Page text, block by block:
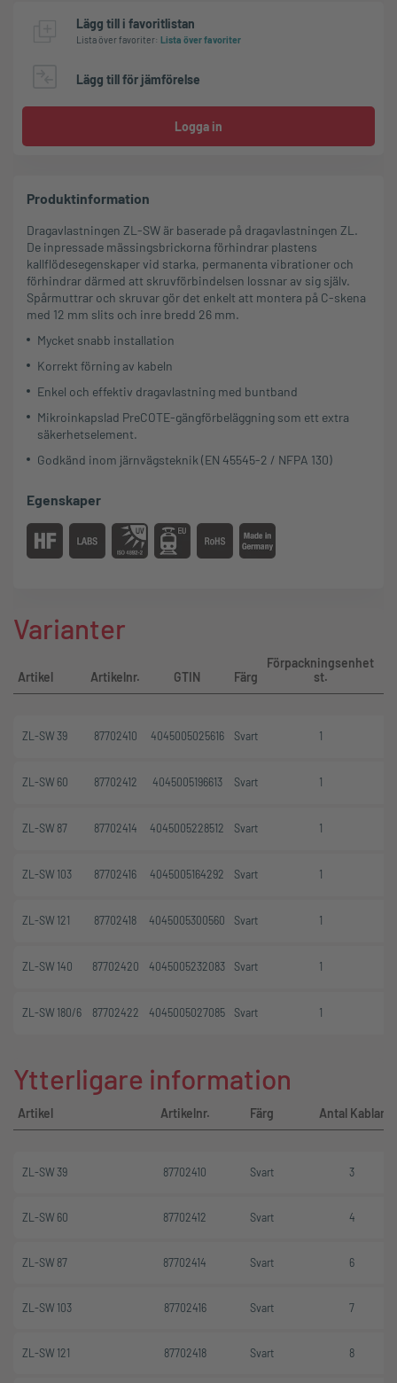
Lägg till i favoritlistan
Lista över favoriter:Lista över favoriter
Lägg till för jämförelse
Logga in
Produktinformation
Dragavlastningen ZL-SW är baserade på dragavlastningen ZL.
De inpressade mässingsbrickorna förhindrar plastens
kallflödesegenskaper vid starka, permanenta vibrationer och
förhindrar därmed att skruvförbindelsen lossnar av sig själv.
Spårmuttrar och skruvar gör det enkelt att montera på C-skena
med 12 mm slits och inre bredd 26 mm.
Mycket snabb installation
Korrekt förning av kabeln
Enkel och effektiv dragavlastning med buntband
Mikroinkapslad PreCOTE-gängförbeläggning som ett extra
säkerhetselement.
Godkänd inom järnvägsteknik (EN 45545-2 / NFPA 130)
Egenskaper
Varianter
Artikel Artikelnr. GTIN Färg
Förpackningsenhet
st.
ZL-SW 39 87702410 4045005025616 Svart 1
ZL-SW 60 87702412 4045005196613 Svart 1
ZL-SW 87 87702414 4045005228512 Svart 1
ZL-SW 103 87702416 4045005164292 Svart 1
ZL-SW 121 87702418 4045005300560 Svart 1
ZL-SW 140 87702420 4045005232083 Svart 1
ZL-SW 180/6 87702422 4045005027085 Svart 1
Ytterligare information
Artikel Artikelnr. Färg Antal Kablar
ZL-SW 39 87702410 Svart 3
ZL-SW 60 87702412 Svart 4
ZL-SW 87 87702414 Svart 6
ZL-SW 103 87702416 Svart 7
ZL-SW 121 87702418 Svart 8